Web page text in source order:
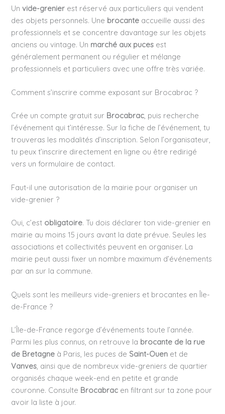
Unvide-grenier est réservé aux particuliers qui vendent
des objets personnels. Une brocante accueille aussi des
professionnels et se concentre davantage sur les objets
anciens ou vintage. Un marché aux puces est
généralement permanent ou régulier et mélange
professionnels et particuliers avec une offre très variée.
Comment s’inscrire comme exposant sur Brocabrac ?
Crée un compte gratuit sur Brocabrac, puis recherche
l’événement qui t’intéresse. Sur la fiche de l’événement, tu
trouveras les modalités d’inscription. Selon l’organisateur,
tu peux t’inscrire directement en ligne ou être redirigé
vers un formulaire de contact.
Faut-il une autorisation de la mairie pour organiser un
vide-grenier ?
Oui, c’est obligatoire. Tu dois déclarer ton vide-grenier en
mairie au moins 15 jours avant la date prévue. Seules les
associations et collectivités peuvent en organiser. La
mairie peut aussi fixer un nombre maximum d’événements
par an sur la commune.
Quels sont les meilleurs vide-greniers et brocantes en Île-
de-France ?
L’Île-de-France regorge d’événements toute l’année.
Parmi les plus connus, on retrouve la brocante de la rue
de Bretagne à Paris, les puces de Saint-Ouen et de
Vanves, ainsi que de nombreux vide-greniers de quartier
organisés chaque week-end en petite et grande
couronne. Consulte Brocabrac en filtrant sur ta zone pour
avoir la liste à jour.